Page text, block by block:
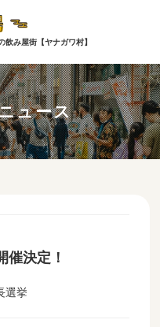
み屋街【ヤナガワ村】
ュース
催決定！
選挙